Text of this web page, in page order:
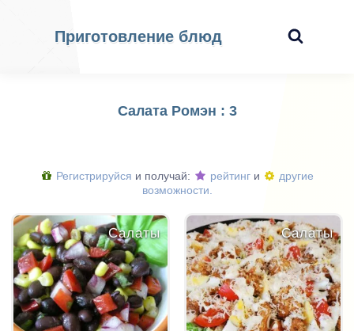
Приготовление блюд
Салата Ромэн : 3
Регистрируйся и получай: рейтинг и
другие
возможности.
Салаты Салаты